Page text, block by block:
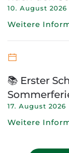
10. August 2026
Weitere
📚 Erster
17. August 2026
Weitere